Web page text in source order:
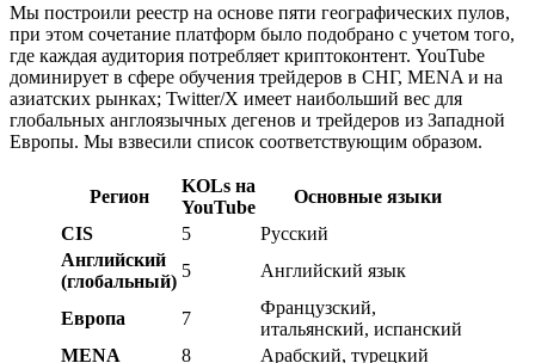
Мы построили реестр на основе пяти географических пулов,
при этом сочетание платформ было подобрано с учетом того,
где каждая аудитория потребляет криптоконтент. YouTube
доминирует в сфере обучения трейдеров в СНГ, MENA и на
азиатских рынках; Twitter/X имеет наибольший вес для
глобальных англоязычных дегенов и трейдеров из Западной
Европы. Мы взвесили список соответствующим образом.
Регион
KOLs на
YouTube
Основные языки
CIS
5
Русский
Английский
(глобальный)
5 Английский язык
Европа 7
Французский,
итальянский, испанский
MENA
8 Арабский, турецкий